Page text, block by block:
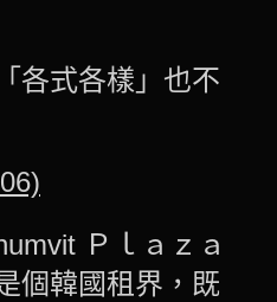
各式各樣」也不
Ｐｌａｚａ
個韓國租界，既